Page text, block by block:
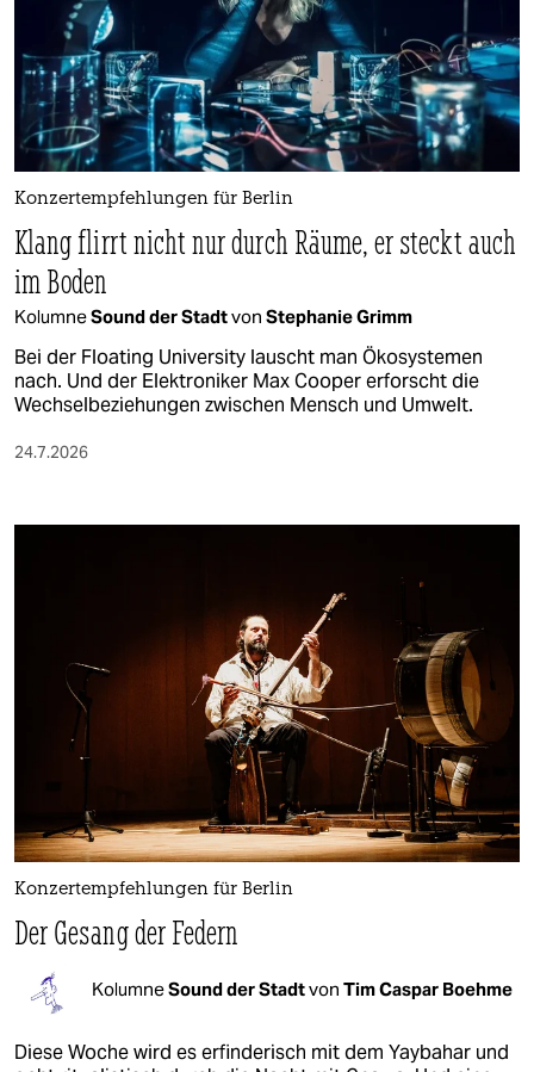
Konzertempfehlungen für Berlin
Klang flirrt nicht nur durch Räume, er steckt auch
im Boden
KolumneSound der Stadtvon Stephanie Grimm
Bei der Floating University lauscht man Ökosystemen
nach. Und der Elektroniker Max Cooper erforscht die
Wechselbeziehungen zwischen Mensch und Umwelt.
24.7.2026
Konzertempfehlungen für Berlin
Der Gesang der Federn
KolumneSound der Stadtvon Tim Caspar Boehme
Diese Woche wird es erfinderisch mit dem Yaybahar und